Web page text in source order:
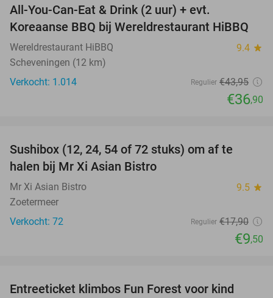
All-You-Can-Eat & Drink (2 uur) + evt.
Koreaanse BBQ bij Wereldrestaurant HiBBQ
Wereldrestaurant HiBBQ 9.4 star
Scheveningen (12 km)
Verkocht: 1.014
Regulier €43,95
€36,90
Sushibox (12, 24, 54 of 72 stuks) om af te
halen bij Mr Xi Asian Bistro
Mr Xi Asian Bistro 9.5 star
Zoetermeer
Verkocht: 72
Regulier €17,90
€9,50
Entreeticket klimbos Fun Forest voor kind